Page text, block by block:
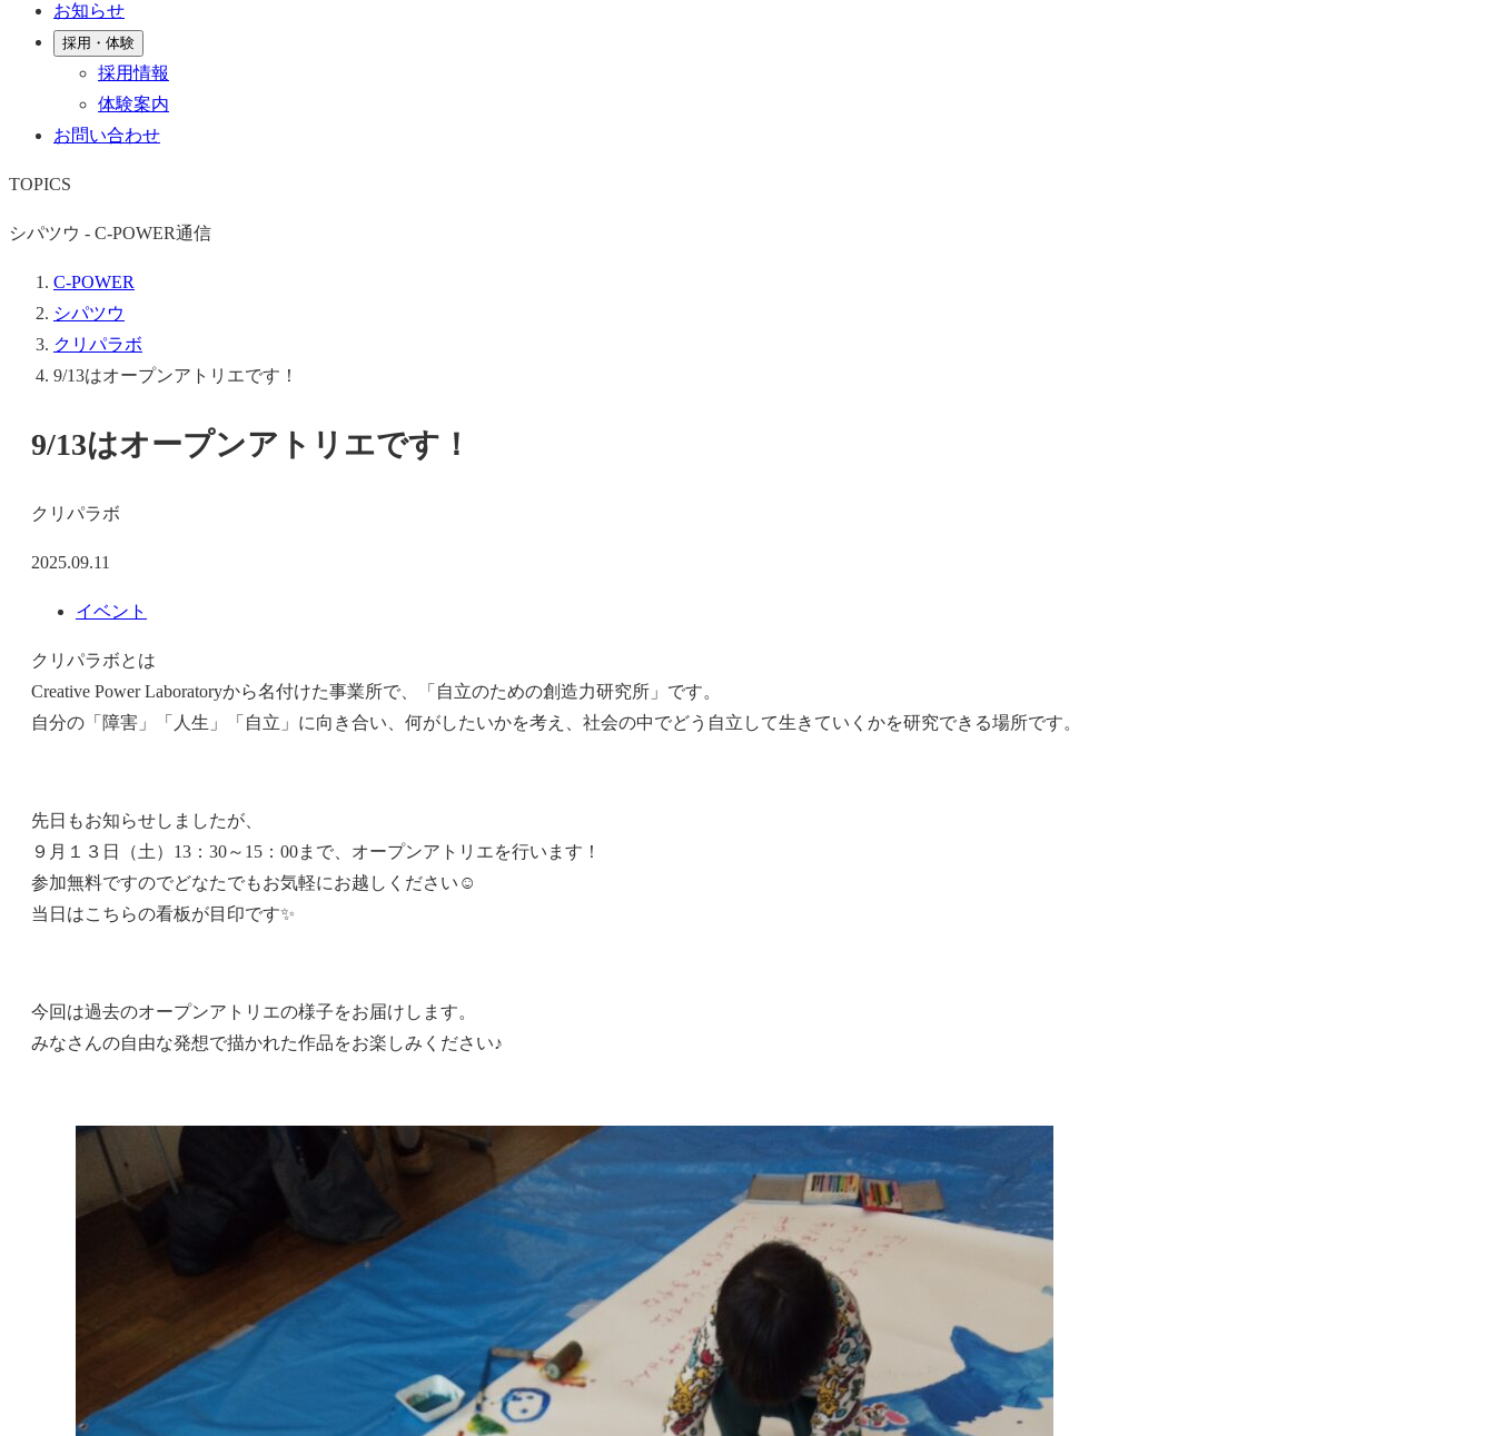
お知らせ
採用・体験
採用情報
体験案内
お問い合わせ
TOPICS
シパツウ - C-POWER通信
C-POWER
シパツウ
クリパラボ
9/13はオープンアトリエです！
9/13はオープンアトリエです！
クリパラボ
2025.09.11
イベント
クリパラボとは
Creative Power Laboratoryから名付けた事業所で、「自立のための創造力研究所」です。
自分の「障害」「人生」「自立」に向き合い、何がしたいかを考え、社会の中でどう自立して生きていくかを研究できる場所です。
先日もお知らせしましたが、
９月１３日（土）13：30～15：00まで、オープンアトリエを行います！
参加無料ですのでどなたでもお気軽にお越しください☺
当日はこちらの看板が目印です✨
今回は過去のオープンアトリエの様子をお届けします。
みなさんの自由な発想で描かれた作品をお楽しみください♪